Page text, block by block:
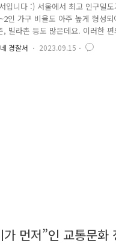
입니다 :) 서울에서 최고 인구밀
인 가구 비율도 아주 높게 형성
빌라촌 등도 많은데요. 이러한 편
로 인한 수많은 골목길들은 범죄
서 우리 관악서는 24시간 언제나
경찰서 2023.09.15
먼저”인 교통문화